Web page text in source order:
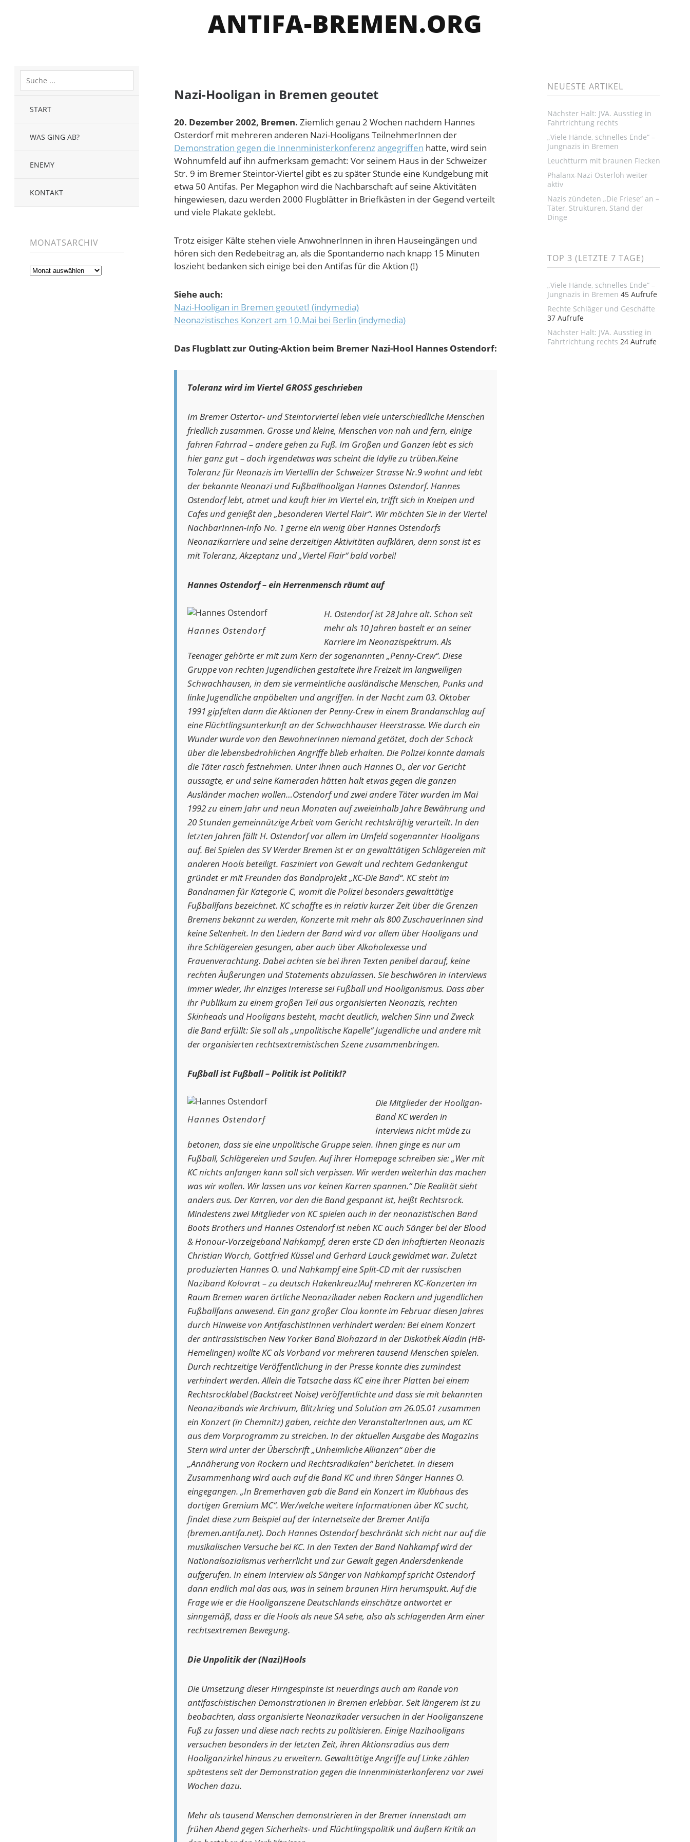
ANTIFA-BREMEN.ORG
START
WAS GING AB?
ENEMY
KONTAKT
MONATSARCHIV
Monatsarchiv
Nazi-Hooligan in Bremen geoutet
20. Dezember 2002, Bremen. Ziemlich genau 2 Wochen nachdem Hannes
Osterdorf mit mehreren anderen Nazi-Hooligans TeilnehmerInnen der
Demonstration gegen die Innenministerkonferenzangegriffen hatte, wird sein
Wohnumfeld auf ihn aufmerksam gemacht: Vor seinem Haus in der Schweizer
Str. 9 im Bremer Steintor-Viertel gibt es zu später Stunde eine Kundgebung mit
etwa 50 Antifas. Per Megaphon wird die Nachbarschaft auf seine Aktivitäten
hingewiesen, dazu werden 2000 Flugblätter in Briefkästen in der Gegend verteilt
und viele Plakate geklebt.
Trotz eisiger Kälte stehen viele AnwohnerInnen in ihren Hauseingängen und
hören sich den Redebeitrag an, als die Spontandemo nach knapp 15 Minuten
loszieht bedanken sich einige bei den Antifas für die Aktion (!)
Siehe auch:
Nazi-Hooligan in Bremen geoutet! (indymedia)
Neonazistisches Konzert am 10.Mai bei Berlin (indymedia)
Das Flugblatt zur Outing-Aktion beim Bremer Nazi-Hool Hannes Ostendorf:
Toleranz wird im Viertel GROSS geschrieben
Im Bremer Ostertor- und Steintorviertel leben viele unterschiedliche Menschen
friedlich zusammen. Grosse und kleine, Menschen von nah und fern, einige
fahren Fahrrad – andere gehen zu Fuß. Im Großen und Ganzen lebt es sich
hier ganz gut – doch irgendetwas was scheint die Idylle zu trüben.Keine
Toleranz für Neonazis im Viertel!In der Schweizer Strasse Nr.9 wohnt und lebt
der bekannte Neonazi und Fußballhooligan Hannes Ostendorf. Hannes
Ostendorf lebt, atmet und kauft hier im Viertel ein, trifft sich in Kneipen und
Cafes und genießt den „besonderen Viertel Flair“. Wir möchten Sie in der Viertel
NachbarInnen-Info No. 1 gerne ein wenig über Hannes Ostendorfs
Neonazikarriere und seine derzeitigen Aktivitäten aufklären, denn sonst ist es
mit Toleranz, Akzeptanz und „Viertel Flair“ bald vorbei!
Hannes Ostendorf – ein Herrenmensch räumt auf
Hannes Ostendorf
H. Ostendorf ist 28 Jahre alt. Schon seit
mehr als 10 Jahren bastelt er an seiner
Karriere im Neonazispektrum. Als
Teenager gehörte er mit zum Kern der sogenannten „Penny-Crew“. Diese
Gruppe von rechten Jugendlichen gestaltete ihre Freizeit im langweiligen
Schwachhausen, in dem sie vermeintliche ausländische Menschen, Punks und
linke Jugendliche anpöbelten und angriffen. In der Nacht zum 03. Oktober
1991 gipfelten dann die Aktionen der Penny-Crew in einem Brandanschlag auf
eine Flüchtlingsunterkunft an der Schwachhauser Heerstrasse. Wie durch ein
Wunder wurde von den BewohnerInnen niemand getötet, doch der Schock
über die lebensbedrohlichen Angriffe blieb erhalten. Die Polizei konnte damals
die Täter rasch festnehmen. Unter ihnen auch Hannes O., der vor Gericht
aussagte, er und seine Kameraden hätten halt etwas gegen die ganzen
Ausländer machen wollen…Ostendorf und zwei andere Täter wurden im Mai
1992 zu einem Jahr und neun Monaten auf zweieinhalb Jahre Bewährung und
20 Stunden gemeinnützige Arbeit vom Gericht rechtskräftig verurteilt. In den
letzten Jahren fällt H. Ostendorf vor allem im Umfeld sogenannter Hooligans
auf. Bei Spielen des SV Werder Bremen ist er an gewalttätigen Schlägereien mit
anderen Hools beteiligt. Fasziniert von Gewalt und rechtem Gedankengut
gründet er mit Freunden das Bandprojekt „KC-Die Band“. KC steht im
Bandnamen für Kategorie C, womit die Polizei besonders gewalttätige
Fußballfans bezeichnet. KC schaffte es in relativ kurzer Zeit über die Grenzen
Bremens bekannt zu werden, Konzerte mit mehr als 800 ZuschauerInnen sind
keine Seltenheit. In den Liedern der Band wird vor allem über Hooligans und
ihre Schlägereien gesungen, aber auch über Alkoholexesse und
Frauenverachtung. Dabei achten sie bei ihren Texten penibel darauf, keine
rechten Äußerungen und Statements abzulassen. Sie beschwören in Interviews
immer wieder, ihr einziges Interesse sei Fußball und Hooliganismus. Dass aber
ihr Publikum zu einem großen Teil aus organisierten Neonazis, rechten
Skinheads und Hooligans besteht, macht deutlich, welchen Sinn und Zweck
die Band erfüllt: Sie soll als „unpolitische Kapelle“ Jugendliche und andere mit
der organisierten rechtsextremistischen Szene zusammenbringen.
Fußball ist Fußball – Politik ist Politik!?
Hannes Ostendorf
Die Mitglieder der Hooligan-
Band KC werden in
Interviews nicht müde zu
betonen, dass sie eine unpolitische Gruppe seien. Ihnen ginge es nur um
Fußball, Schlägereien und Saufen. Auf ihrer Homepage schreiben sie: „Wer mit
KC nichts anfangen kann soll sich verpissen. Wir werden weiterhin das machen
was wir wollen. Wir lassen uns vor keinen Karren spannen.“ Die Realität sieht
anders aus. Der Karren, vor den die Band gespannt ist, heißt Rechtsrock.
Mindestens zwei Mitglieder von KC spielen auch in der neonazistischen Band
Boots Brothers und Hannes Ostendorf ist neben KC auch Sänger bei der Blood
& Honour-Vorzeigeband Nahkampf, deren erste CD den inhaftierten Neonazis
Christian Worch, Gottfried Küssel und Gerhard Lauck gewidmet war. Zuletzt
produzierten Hannes O. und Nahkampf eine Split-CD mit der russischen
Naziband Kolovrat – zu deutsch Hakenkreuz!Auf mehreren KC-Konzerten im
Raum Bremen waren örtliche Neonazikader neben Rockern und jugendlichen
Fußballfans anwesend. Ein ganz großer Clou konnte im Februar diesen Jahres
durch Hinweise von AntifaschistInnen verhindert werden: Bei einem Konzert
der antirassistischen New Yorker Band Biohazard in der Diskothek Aladin (HB-
Hemelingen) wollte KC als Vorband vor mehreren tausend Menschen spielen.
Durch rechtzeitige Veröffentlichung in der Presse konnte dies zumindest
verhindert werden. Allein die Tatsache dass KC eine ihrer Platten bei einem
Rechtsrocklabel (Backstreet Noise) veröffentlichte und dass sie mit bekannten
Neonazibands wie Archivum, Blitzkrieg und Solution am 26.05.01 zusammen
ein Konzert (in Chemnitz) gaben, reichte den VeranstalterInnen aus, um KC
aus dem Vorprogramm zu streichen. In der aktuellen Ausgabe des Magazins
Stern wird unter der Überschrift „Unheimliche Allianzen“ über die
„Annäherung von Rockern und Rechtsradikalen“ berichetet. In diesem
Zusammenhang wird auch auf die Band KC und ihren Sänger Hannes O.
eingegangen. „In Bremerhaven gab die Band ein Konzert im Klubhaus des
dortigen Gremium MC“. Wer/welche weitere Informationen über KC sucht,
findet diese zum Beispiel auf der Internetseite der Bremer Antifa
(bremen.antifa.net). Doch Hannes Ostendorf beschränkt sich nicht nur auf die
musikalischen Versuche bei KC. In den Texten der Band Nahkampf wird der
Nationalsozialismus verherrlicht und zur Gewalt gegen Andersdenkende
aufgerufen. In einem Interview als Sänger von Nahkampf spricht Ostendorf
dann endlich mal das aus, was in seinem braunen Hirn herumspukt. Auf die
Frage wie er die Hooliganszene Deutschlands einschätze antwortet er
sinngemäß, dass er die Hools als neue SA sehe, also als schlagenden Arm einer
rechtsextremen Bewegung.
Die Unpolitik der (Nazi)Hools
Die Umsetzung dieser Hirngespinste ist neuerdings auch am Rande von
antifaschistischen Demonstrationen in Bremen erlebbar. Seit längerem ist zu
beobachten, dass organisierte Neonazikader versuchen in der Hooliganszene
Fuß zu fassen und diese nach rechts zu politisieren. Einige Nazihooligans
versuchen besonders in der letzten Zeit, ihren Aktionsradius aus dem
Hooliganzirkel hinaus zu erweitern. Gewalttätige Angriffe auf Linke zählen
spätestens seit der Demonstration gegen die Innenministerkonferenz vor zwei
Wochen dazu.
Mehr als tausend Menschen demonstrieren in der Bremer Innenstadt am
frühen Abend gegen Sicherheits- und Flüchtlingspolitik und äußern Kritik an
NEUESTE ARTIKEL
Nächster Halt: JVA. Ausstieg in
Fahrtrichtung rechts
„Viele Hände, schnelles Ende“ –
Jungnazis in Bremen
Leuchtturm mit braunen Flecken
Phalanx-Nazi Osterloh weiter
aktiv
Nazis zündeten „Die Friese“ an –
Täter, Strukturen, Stand der
Dinge
TOP 3 (LETZTE 7 TAGE)
„Viele Hände, schnelles Ende“ –
Jungnazis in Bremen 45 Aufrufe
Rechte Schläger und Geschäfte
37 Aufrufe
Nächster Halt: JVA. Ausstieg in
Fahrtrichtung rechts 24 Aufrufe